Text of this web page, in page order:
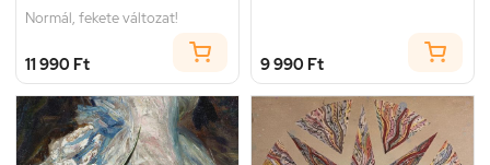
Normál, fekete változat!
11 990 Ft 9 990 Ft